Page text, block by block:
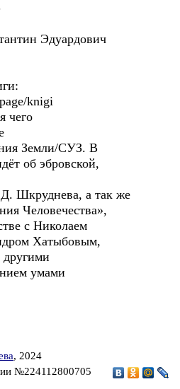
Эдуардович
knigi
чего
Земли/СУЗ. В
об эбровской,
Шкруднева, а так же
Человечества»,
с Николаем
Хатыбовым,
умами
, 2024
№224112800705